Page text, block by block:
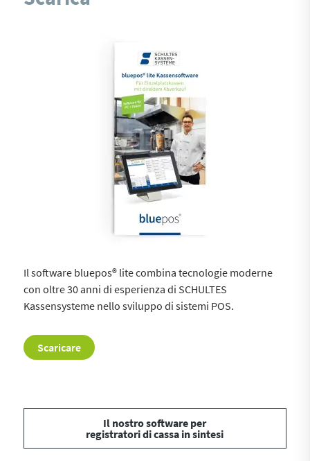
Il software bluepos® lite combina tecnologie moderne
con oltre 30 anni di esperienza di SCHULTES
Kassensysteme nello sviluppo di sistemi POS.
Scaricare
Il nostro software per
registratori di cassa in sintesi